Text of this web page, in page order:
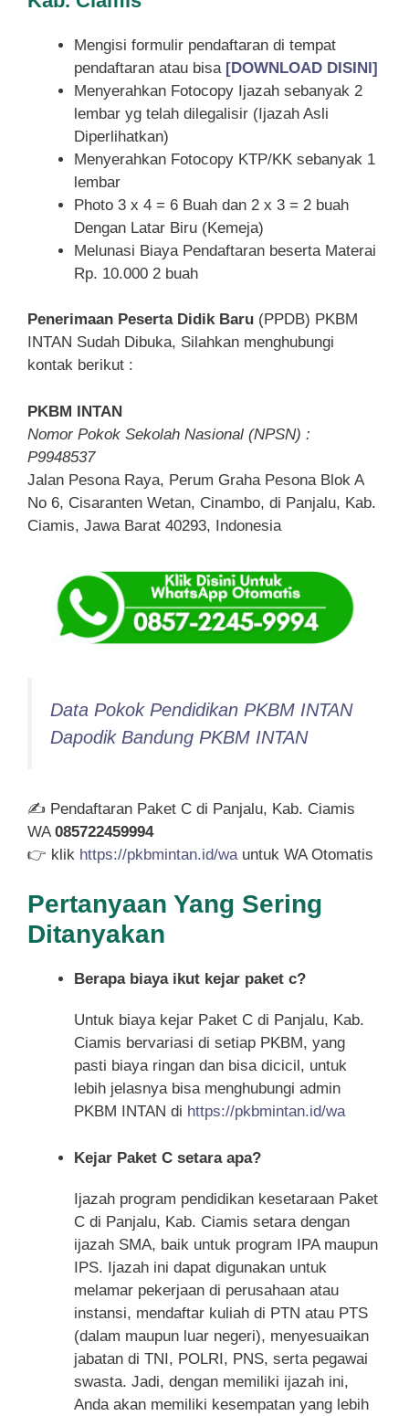
Mengisi formulir pendaftaran di tempat
pendaftaran atau bisa [DOWNLOAD DISINI]
Menyerahkan Fotocopy Ijazah sebanyak 2
lembar yg telah dilegalisir (Ijazah Asli
Diperlihatkan)
Menyerahkan Fotocopy KTP/KK sebanyak 1
lembar
Photo 3 x 4 = 6 Buah dan 2 x 3 = 2 buah
Dengan Latar Biru (Kemeja)
Melunasi Biaya Pendaftaran beserta Materai
Rp. 10.000 2 buah
Penerimaan Peserta Didik Baru (PPDB) PKBM
INTAN Sudah Dibuka, Silahkan menghubungi
kontak berikut :
PKBM INTAN
Nomor Pokok Sekolah Nasional (NPSN) :
P9948537
Jalan Pesona Raya, Perum Graha Pesona Blok A
No 6, Cisaranten Wetan, Cinambo, di Panjalu, Kab.
Ciamis, Jawa Barat 40293, Indonesia
Data Pokok Pendidikan PKBM INTAN
Dapodik Bandung PKBM INTAN
✍ Pendaftaran Paket C di Panjalu, Kab. Ciamis
WA 085722459994
👉 klik https://pkbmintan.id/wa untuk WA Otomatis
Pertanyaan Yang Sering
Ditanyakan
Berapa biaya ikut kejar paket c?
Untuk biaya kejar Paket C di Panjalu, Kab.
Ciamis bervariasi di setiap PKBM, yang
pasti biaya ringan dan bisa dicicil, untuk
lebih jelasnya bisa menghubungi admin
PKBM INTAN di https://pkbmintan.id/wa
Kejar Paket C setara apa?
Ijazah program pendidikan kesetaraan Paket
C di Panjalu, Kab. Ciamis setara dengan
ijazah SMA, baik untuk program IPA maupun
IPS. Ijazah ini dapat digunakan untuk
melamar pekerjaan di perusahaan atau
instansi, mendaftar kuliah di PTN atau PTS
(dalam maupun luar negeri), menyesuaikan
jabatan di TNI, POLRI, PNS, serta pegawai
swasta. Jadi, dengan memiliki ijazah ini,
Anda akan memiliki kesempatan yang lebih